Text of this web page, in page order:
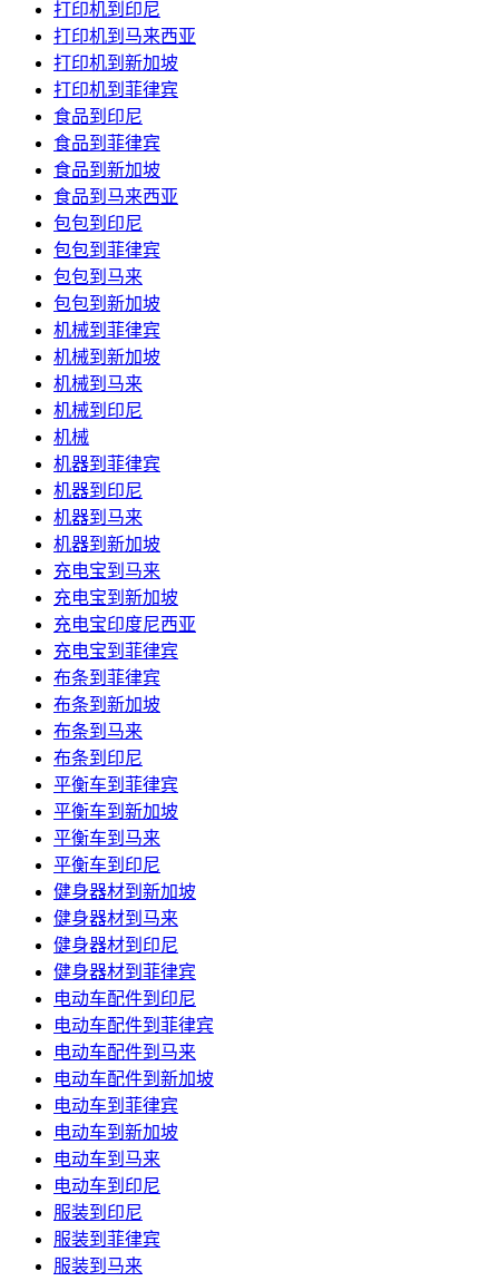
打印机到印尼
打印机到马来西亚
打印机到新加坡
打印机到菲律宾
食品到印尼
食品到菲律宾
食品到新加坡
食品到马来西亚
包包到印尼
包包到菲律宾
包包到马来
包包到新加坡
机械到菲律宾
机械到新加坡
机械到马来
机械到印尼
机械
机器到菲律宾
机器到印尼
机器到马来
机器到新加坡
充电宝到马来
充电宝到新加坡
充电宝印度尼西亚
充电宝到菲律宾
布条到菲律宾
布条到新加坡
布条到马来
布条到印尼
平衡车到菲律宾
平衡车到新加坡
平衡车到马来
平衡车到印尼
健身器材到新加坡
健身器材到马来
健身器材到印尼
健身器材到菲律宾
电动车配件到印尼
电动车配件到菲律宾
电动车配件到马来
电动车配件到新加坡
电动车到菲律宾
电动车到新加坡
电动车到马来
电动车到印尼
服装到印尼
服装到菲律宾
服装到马来